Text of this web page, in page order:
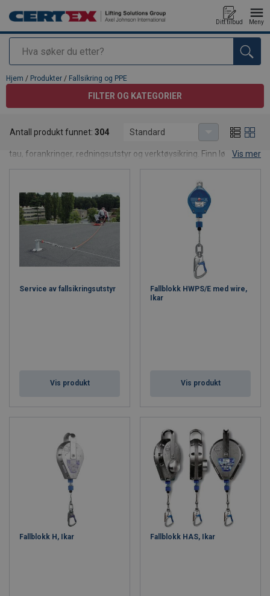
Søk
Ditt tilbud Meny
Produkt lagt i din handlekurv
Hjem / Produkter / Fallsikring og PPE
FILTER OG KATEGORIER
Fallsikringssortimentet vårt dekker alt fra seler, blokker og liner til
tau, forankringer, redningsutstyr og verktøysikring. Finn løsninger
Vis mer
Antall produkt funnet: 304 Standard
Service av fallsikringsutstyr
Vis produkt
Fallblokk HWPS/E med wire,
Ikar
Vis produkt
Fallblokk H, Ikar Fallblokk HAS, Ikar